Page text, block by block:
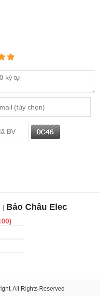
| Bảo Châu Elec
All Rights Reserved